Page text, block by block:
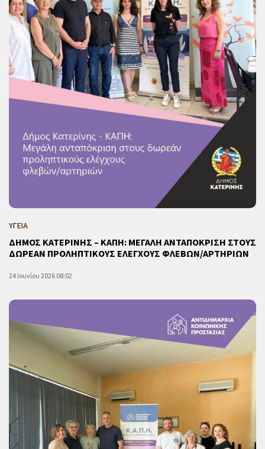
ΥΓΕΙΑ
ΔΗΜΟΣ ΚΑΤΕΡΙΝΗΣ – ΚΑΠΗ: ΜΕΓΑΛΗ ΑΝΤΑΠΟΚΡΙΣΗ ΣΤΟΥΣ
ΔΩΡΕΑΝ ΠΡΟΛΗΠΤΙΚΟΥΣ ΕΛΕΓΧΟΥΣ ΦΛΕΒΩΝ/ΑΡΤΗΡΙΩΝ
24 Ιουνίου 2026 08:02